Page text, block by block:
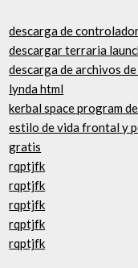
descarga de
descargar terraria
descarga de archivos
lynda html
kerbal space program
estilo de vida frontal y
gratis
rqptjfk
rqptjfk
rqptjfk
rqptjfk
rqptjfk